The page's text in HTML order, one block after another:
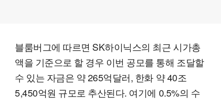
블룸버그에 따르면 SK하이닉스의 최근 시가총
액을 기준으로 할 경우 이번 공모를 통해 조달할
수 있는 자금은 약 265억달러, 한화 약 40조
5,450억원 규모로 추산된다. 여기에 0.5%의 수